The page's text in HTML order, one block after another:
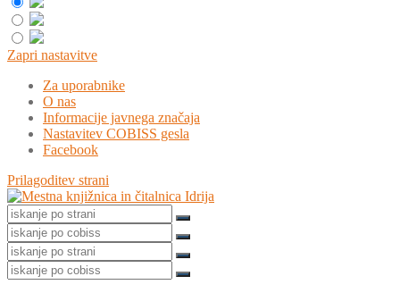
Zapri nastavitve
Za uporabnike
O nas
Informacije javnega značaja
Nastavitev COBISS gesla
Facebook
Prilagoditev strani